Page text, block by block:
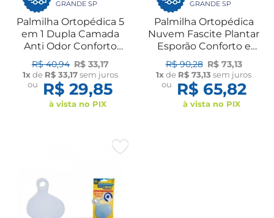
GRANDE SP
Palmilha Ortopédica 5
em 1 Dupla Camada
Anti Odor Conforto
para Trabalho
Caminhada e Uso
Diário Ortho Pauher
R$ 40,94 R$ 33,17
1xde R$ 33,17sem juros
ou
R$ 29,85
à vista no PIX
GRANDE SP
Palmilha Ortopédica
Nuvem Fascite Plantar
Esporão Conforto e
Absorção de Impacto
Ortho Pauher
R$ 90,28 R$ 73,13
1xde R$ 73,13 sem juros
ou
R$ 65,82
à vista no PIX